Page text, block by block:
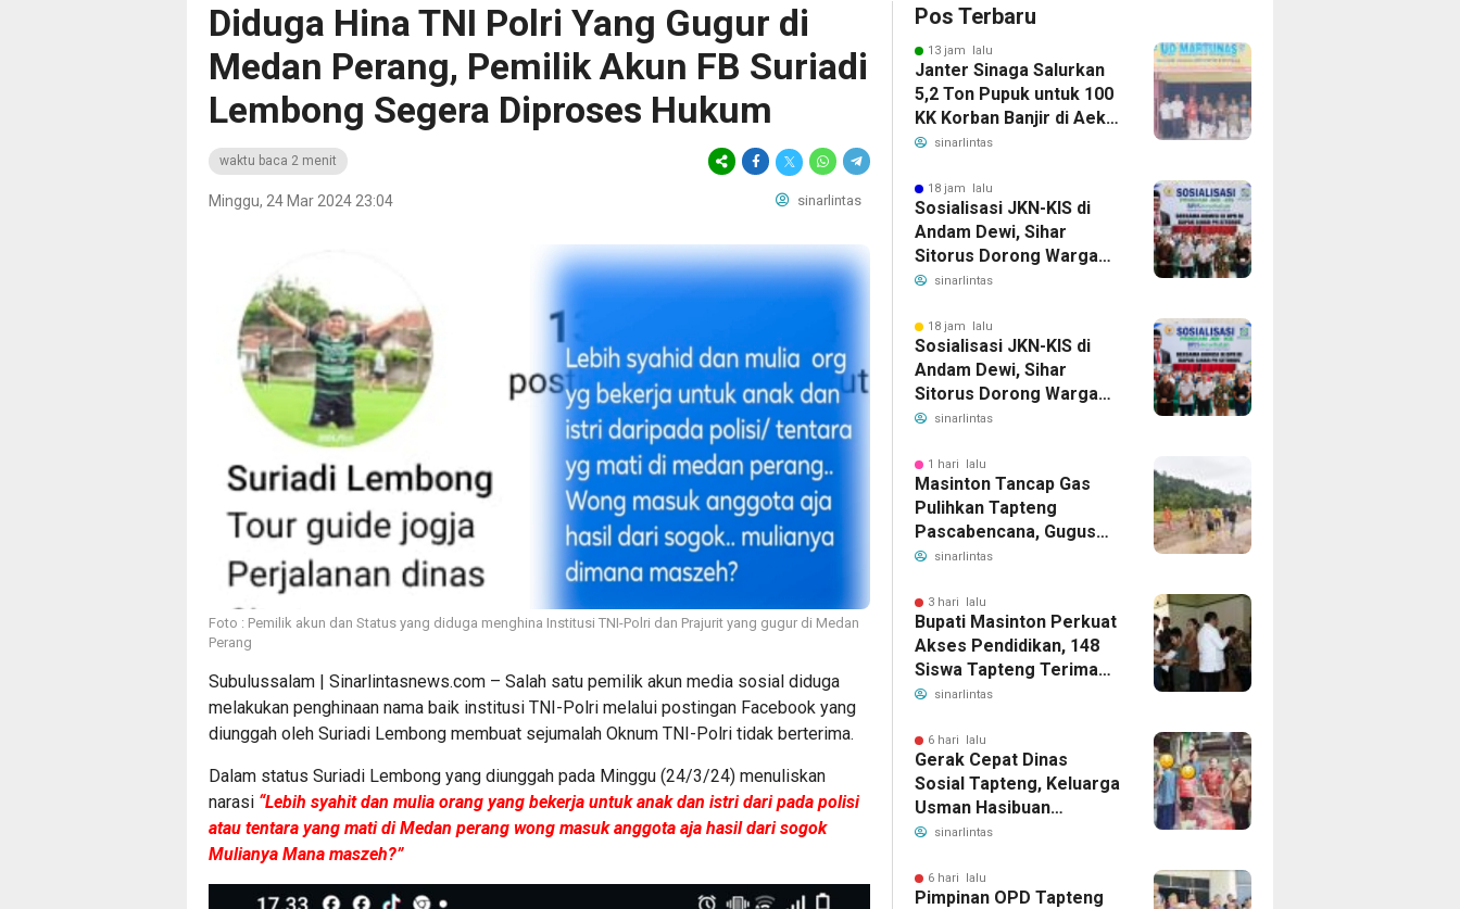
Diduga Hina TNI Polri Yang Gugur di
Medan Perang, Pemilik Akun FB Suriadi
Lembong Segera Diproses Hukum
waktu baca 2 menit
Minggu, 24 Mar 2024 23:04 sinarlintas
Foto : Pemilik akun dan Status yang diduga menghina Institusi TNI-Polri dan Prajurit yang gugur di Medan
Perang
Subulussalam | Sinarlintasnews.com – Salah satu pemilik akun media sosial diduga
melakukan penghinaan nama baik institusi TNI-Polri melalui postingan Facebook yang
diunggah oleh Suriadi Lembong membuat sejumalah Oknum TNI-Polri tidak berterima.
Dalam status Suriadi Lembong yang diunggah pada Minggu (24/3/24) menuliskan
narasi “Lebih syahit dan mulia orang yang bekerja untuk anak dan istri dari pada polisi
atau tentara yang mati di Medan perang wong masuk anggota aja hasil dari sogok
Mulianya Mana maszeh?”
Pos Terbaru
13 jam lalu
Janter Sinaga Salurkan
5,2 Ton Pupuk untuk 100
KK Korban Banjir di Aek
Horsik
sinarlintas
18 jam lalu
Sosialisasi JKN-KIS di
Andam Dewi, Sihar
Sitorus Dorong Warga
Segera Daftar BPJS
sinarlintas
18 jam lalu
Sosialisasi JKN-KIS di
Andam Dewi, Sihar
Sitorus Dorong Warga
Segera Daftar BPJS
sinarlintas
1 hari lalu
Masinton Tancap Gas
Pulihkan Tapteng
Pascabencana, Gugus
Tugas SAHATA
untuk Putus Ancaman
Banjir
sinarlintas
3 hari lalu
Bupati Masinton Perkuat
Akses Pendidikan, 148
Siswa Tapteng Terima
Bantuan Program
sinarlintas
6 hari lalu
Gerak Cepat Dinas
Sosial Tapteng, Keluarga
Usman Hasibuan
Langsung Dapat Bantuan
sinarlintas
6 hari lalu
Pimpinan OPD Tapteng